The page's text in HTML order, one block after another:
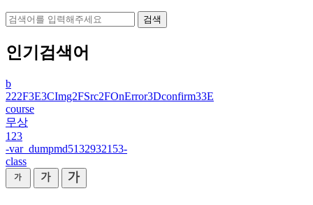
검색
인기검색어
b
222F3E3CImg2FSrc2FOnError3Dconfirm33E
course
무상
123
-var_dumpmd5132932153-
class